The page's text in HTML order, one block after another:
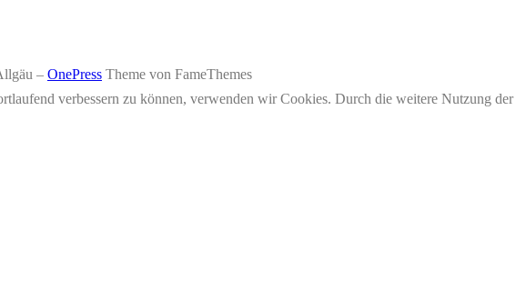
– OnePress Theme von FameThemes
verbessern zu können, verwenden wir Cookies. Durch die weitere Nutzung